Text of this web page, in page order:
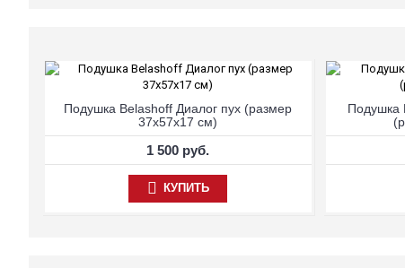
Подушка Belashoff Диалог пух (размер
37х57х17 см)
1 500 руб.
КУПИТЬ
Подушка